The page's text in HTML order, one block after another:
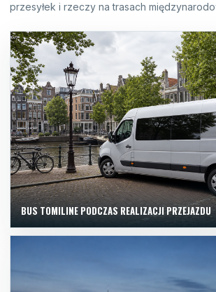
przesyłek i rzeczy na trasach
BUS TOMILINE PODCZAS REALIZACJI PRZEJAZDU